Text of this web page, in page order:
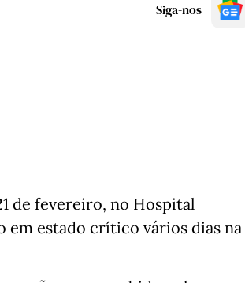
Siga-nos
de fevereiro, no Hospital
em estado crítico vários dias na